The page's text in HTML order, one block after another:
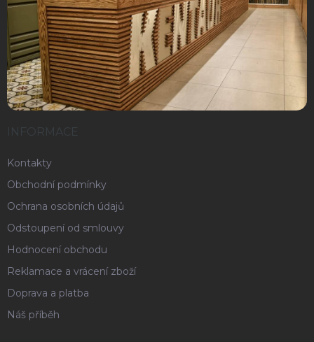
INFORMACE
Kontakty
Obchodní podmínky
Ochrana osobních údajů
Odstoupení od smlouvy
Hodnocení obchodu
Reklamace a vrácení zboží
Doprava a platba
Náš příběh